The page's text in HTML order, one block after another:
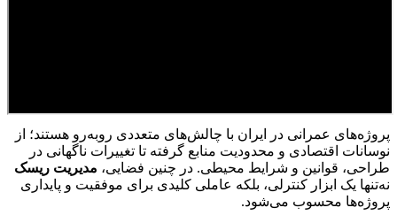
پروژه‌های عمرانی در ایران با چالش‌های متعددی روبه‌رو هستند؛ از
نوسانات اقتصادی و محدودیت منابع گرفته تا تغییرات ناگهانی در
طراحی، قوانین و شرایط محیطی. در چنین فضایی، مدیریت ریسک
نه‌تنها یک ابزار کنترلی، بلکه عاملی کلیدی برای موفقیت و پایداری
پروژه‌ها محسوب می‌شود.